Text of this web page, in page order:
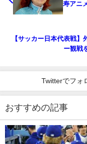
寿アニ
【サッカー日本代表戦】
ー観戦
Twitterでフォ
おすすめの記事